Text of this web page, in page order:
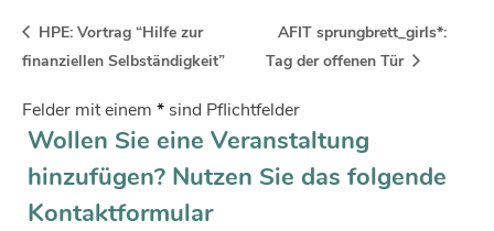
HPE: Vortrag “Hilfe zur
finanziellen Selbständigkeit”
AFIT sprungbrett_girls*:
Tag der offenen Tür
Felder mit einem * sind Pflichtfelder
Wollen Sie eine Veranstaltung
hinzufügen? Nutzen Sie das folgende
Kontaktformular